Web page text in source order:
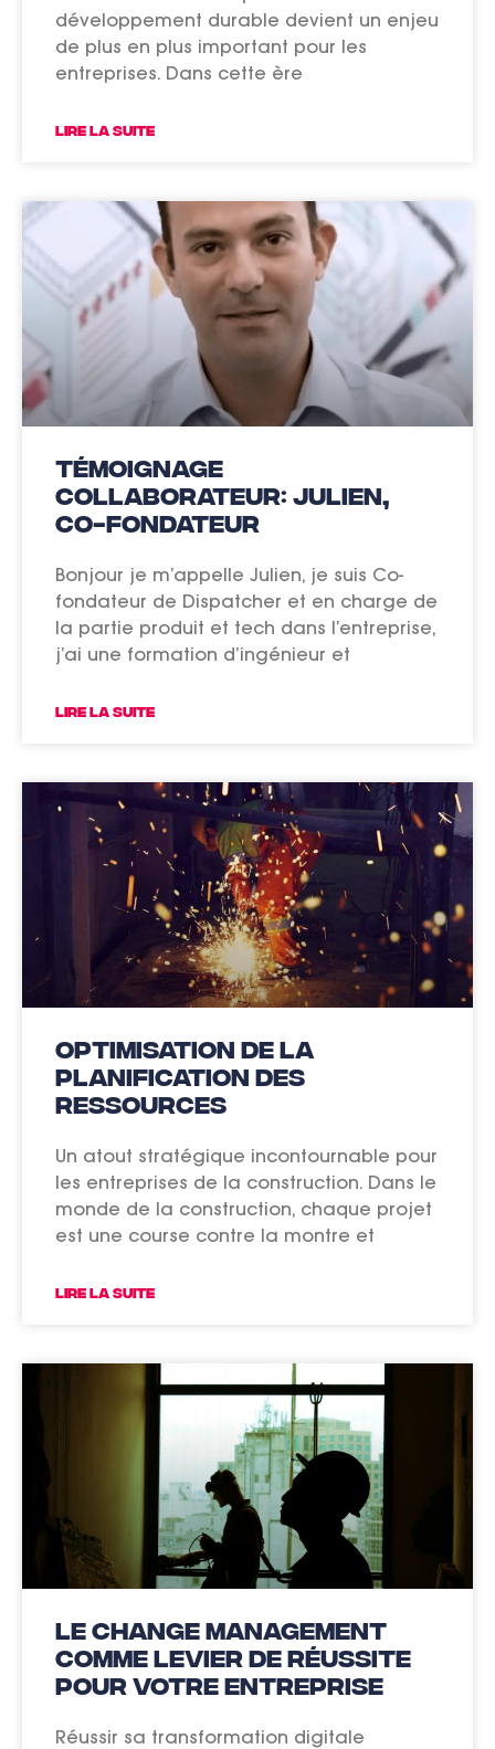
développement durable devient un enjeu
de plus en plus important pour les
entreprises. Dans cette ère
LIRE LA SUITE
Témoignage
collaborateur: Julien,
co-fondateur
Bonjour je m’appelle Julien, je suis Co-
fondateur de Dispatcher et en charge de
la partie produit et tech dans l’entreprise,
j’ai une formation d’ingénieur et
LIRE LA SUITE
Optimisation de la
planification des
ressources
Un atout stratégique incontournable pour
les entreprises de la construction. Dans le
monde de la construction, chaque projet
est une course contre la montre et
LIRE LA SUITE
Le change Management
comme levier de réussite
pour votre entreprise
Réussir sa transformation digitale